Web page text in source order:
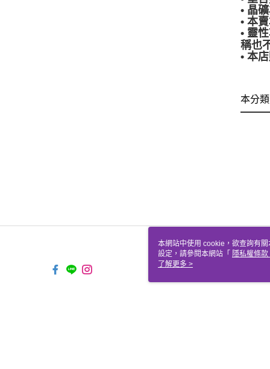
• 晶
• 本
• 靈
稱也
• 本
本分
本網站中使用 cookie，欲查詢有
設定，請參閱本網站「 隱私權條款
使用 cookie。
了解更多 >